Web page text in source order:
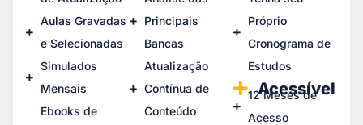
Aulas Gravadas
e Selecionadas
Simulados
Mensais
Ebooks de
Principais
Bancas
Atualização
Contínua de
Conteúdo
Próprio
Cronograma de
Estudos
Acessível
12 Meses de
Acesso